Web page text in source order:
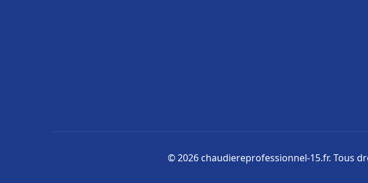
© 2026 chaudiereprofessionnel-15.fr. Tous